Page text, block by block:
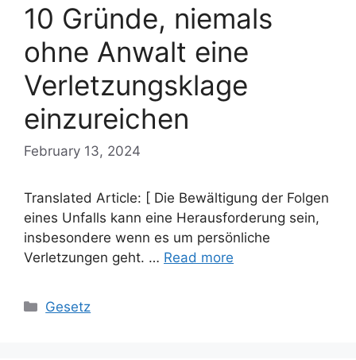
10 Gründe, niemals
ohne Anwalt eine
Verletzungsklage
einzureichen
February 13, 2024
Translated Article: [ Die Bewältigung der Folgen
eines Unfalls kann eine Herausforderung sein,
insbesondere wenn es um persönliche
Verletzungen geht. … Read more
Categories
Gesetz